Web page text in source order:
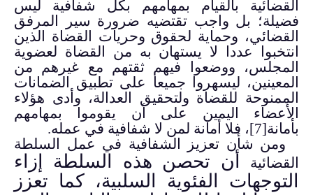
القضائية بالقيام بمهامهم بكل شفافية ليس
فضيلة؛ بل واجب تقتضيه ضرورة سير المرفق
القضائي، وحماية لحقوق وحريات القضاة الذين
انتخبوا عددا لا يستهان به من القضاة لعضوية
المجلس، ووضعوا فيهم ثقتهم مع غيرهم من
المعينين، ليسهروا جميعا على تطبيق الضمانات
الممنوحة للقضاة ولتحقيق العدالة، وأدى هؤلاء
الأعضاء اليمين على أن يقوموا بمهامهم
بأمانة[7]، فلا أمانة لمن لا شفافية في عمله.
ومن شأن تعزيز الشفافية في عمل السلطة
القضائية
أن تحصن هذه السلطة إزاء
التوجهات الفئوية السلبية، كما تعزز